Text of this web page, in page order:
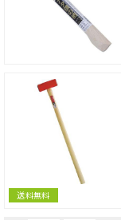
送料無料